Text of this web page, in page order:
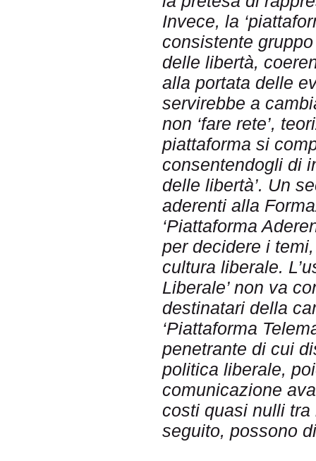
Invece, la
consistente
delle libertà,
alla portata delle
servirebbe a
non ‘fare rete’,
piattaforma si
consentendogli di
delle libertà’. Un
aderenti alla
‘Piattaforma
per decidere i
cultura liberale.
Liberale’ non va
destinatari della
‘Piattaforma
penetrante di cui
politica liberale,
comunicazione
costi quasi nulli
seguito, possono